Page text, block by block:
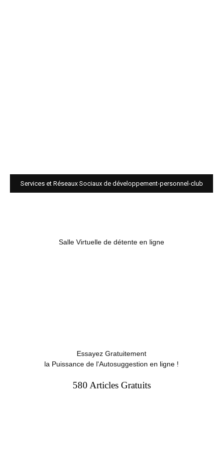
Services et Réseaux Sociaux de développement-personnel-club
Salle Virtuelle de détente en ligne
Essayez Gratuitement
la Puissance de l'Autosuggestion en ligne !
580 Articles Gratuits